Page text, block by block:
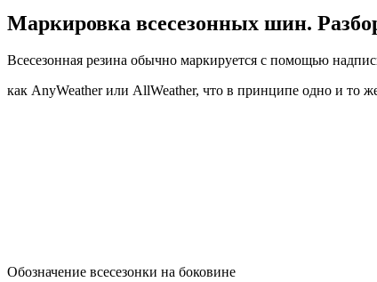
Маркировка всесезонных шин.
Всесезонная резина обычно маркируется с помощью
как AnyWeather или AllWeather, что в принципе одно и то
Обозначение всесезонки на боковине